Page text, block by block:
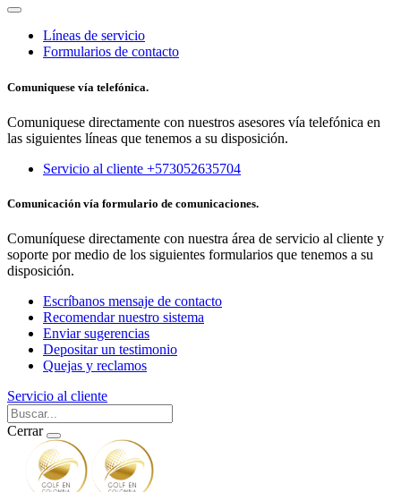
Líneas de servicio
Formularios de contacto
Comuniquese vía telefónica.
Comuniquese directamente con nuestros asesores vía telefónica en
las siguientes líneas que tenemos a su disposición.
Servicio al cliente +573052635704
Comunicación vía formulario de comunicaciones.
Comuníquese directamente con nuestra área de servicio al cliente y
soporte por medio de los siguientes formularios que tenemos a su
disposición.
Escríbanos mensaje de contacto
Recomendar nuestro sistema
Enviar sugerencias
Depositar un testimonio
Quejas y reclamos
Servicio al cliente
Cerrar